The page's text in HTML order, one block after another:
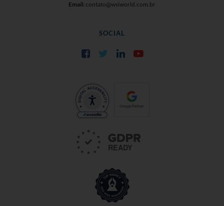
Email: contato@wsiworld.com.br
SOCIAL
FacebookTwitter LinkedIn